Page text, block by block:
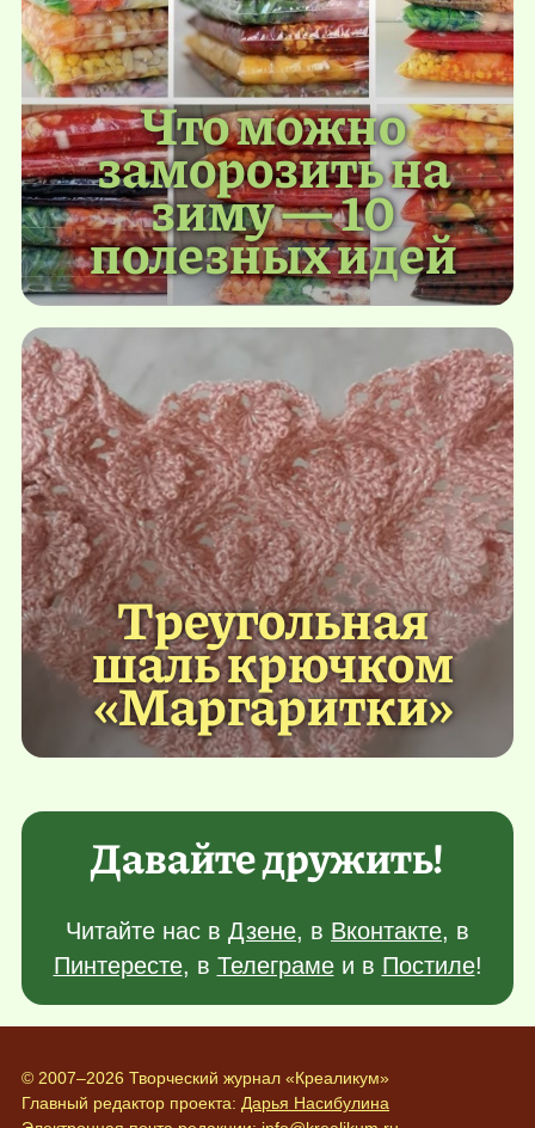
Что можно
заморозить на
зиму — 10
полезных идей
Треугольная
шаль крючком
«Маргаритки»
Давайте дружить!
Читайте нас в Дзене, в Вконтакте, в
Пинтересте, в Телеграмеи в Постиле!
© 2007–2026 Творческий журнал «Креаликум»
Главный редактор проекта: Дарья Насибулина